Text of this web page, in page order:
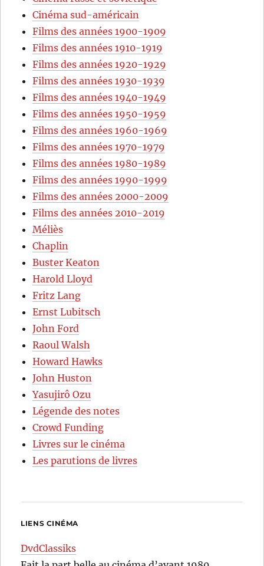
Cinéma sud-américain
Films des années 1900-1909
Films des années 1910-1919
Films des années 1920-1929
Films des années 1930-1939
Films des années 1940-1949
Films des années 1950-1959
Films des années 1960-1969
Films des années 1970-1979
Films des années 1980-1989
Films des années 1990-1999
Films des années 2000-2009
Films des années 2010-2019
Méliès
Chaplin
Buster Keaton
Harold Lloyd
Fritz Lang
Ernst Lubitsch
John Ford
Raoul Walsh
Howard Hawks
John Huston
Yasujirô Ozu
Légende des notes
Crowd Funding
Livres sur le cinéma
Les parutions de livres
LIENS CINÉMA
DvdClassiks